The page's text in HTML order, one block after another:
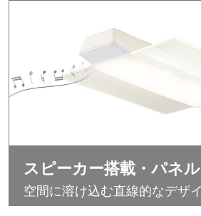
スピーカー搭載・パネ
空間に溶け込む直線的なデザイ